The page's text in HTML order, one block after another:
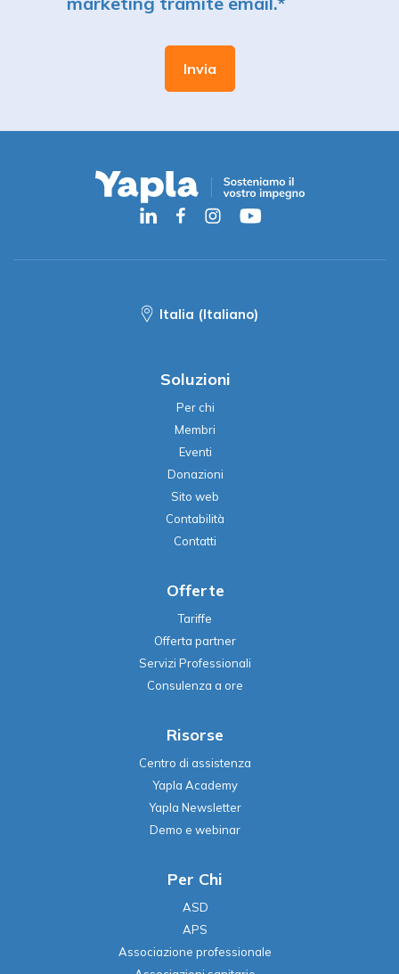
Italia (Italiano)
Soluzioni
Per chi
Membri
Eventi
Donazioni
Sito web
Contabilità
Contatti
Offerte
Tariffe
Offerta partner
Servizi Professionali
Consulenza a ore
Risorse
Centro di assistenza
Yapla Academy
Yapla Newsletter
Demo e webinar
Per Chi
ASD
APS
Associazione professionale